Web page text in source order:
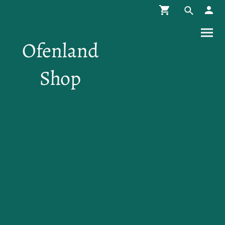
Ofenland
Shop